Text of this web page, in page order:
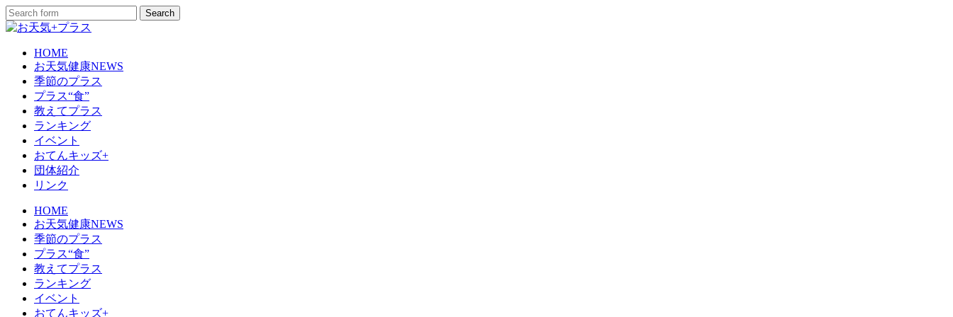
HOME
お天気健康NEWS
季節のプラス
プラス“食”
教えてプラス
ランキング
イベント
おてんキッズ+
団体紹介
リンク
HOME
お天気健康NEWS
季節のプラス
プラス“食”
教えてプラス
ランキング
イベント
おてんキッズ+